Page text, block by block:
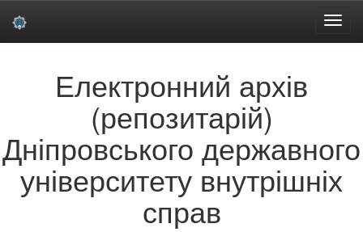
Електронний архів
(репозитарій)
Дніпровського державного
університету внутрішніх
справ